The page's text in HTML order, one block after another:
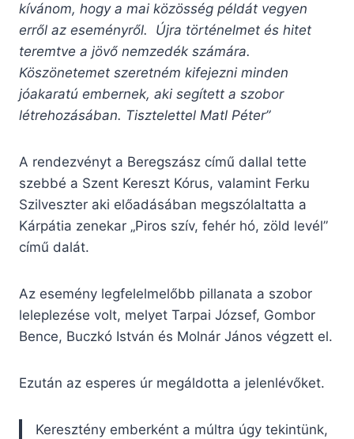
kívánom, hogy a mai közösség példát vegyen
erről az eseményről. Újra történelmet és hitet
teremtve a jövő nemzedék számára.
Köszönetemet szeretném kifejezni minden
jóakaratú embernek, aki segített a szobor
létrehozásában. Tisztelettel Matl Péter”
A rendezvényt a Beregszász című dallal tette
szebbé a Szent Kereszt Kórus, valamint Ferku
Szilveszter aki előadásában megszólaltatta a
Kárpátia zenekar „Piros szív, fehér hó, zöld levél”
című dalát.
Az esemény legfelelmelőbb pillanata a szobor
leleplezése volt, melyet Tarpai József, Gombor
Bence, Buczkó István és Molnár János végzett el.
Ezután az esperes úr megáldotta a jelenlévőket.
Keresztény emberként a múltra úgy tekintünk,